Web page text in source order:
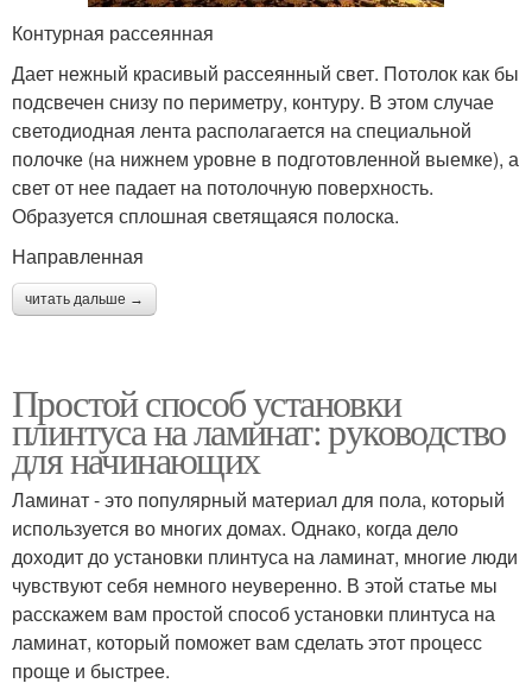
Контурная рассеянная
Дает нежный красивый рассеянный свет. Потолок как бы
подсвечен снизу по периметру, контуру. В этом случае
светодиодная лента располагается на специальной
полочке (на нижнем уровне в подготовленной выемке), а
свет от нее падает на потолочную поверхность.
Образуется сплошная светящаяся полоска.
Направленная
читать дальше →
Простой способ установки
плинтуса на ламинат: руководство
для начинающих
Ламинат - это популярный материал для пола, который
используется во многих домах. Однако, когда дело
доходит до установки плинтуса на ламинат, многие люди
чувствуют себя немного неуверенно. В этой статье мы
расскажем вам простой способ установки плинтуса на
ламинат, который поможет вам сделать этот процесс
проще и быстрее.